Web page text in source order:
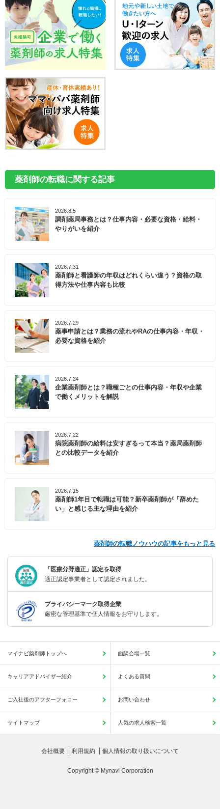
薬剤師の転職に関する記事
2026.8.5
調剤薬局事務とは？仕事内容・必要な資格・給料・
やりがいを紹介
2026.7.31
薬剤師と看護師の年収はどれくらい違う？資格の取
得方法や仕事内容も比較
2026.7.29
薬事申請とは？業務の流れやRAの仕事内容・年収・
必要な資格を紹介
2026.7.24
企業薬剤師とは？職種ごとの仕事内容・年収や企業
で働くメリットを解説
2026.7.22
病院薬剤師の給料は安すぎるって本当？薬局薬剤師
との比較データを紹介
2026.7.15
薬剤師1年目で転職は可能？新卒薬剤師が「辞めた
い」と感じる主な理由を紹介
薬剤師の転職ノウハウの記事をもっと見る
「医療分野適正」認定を取得
適正認定事業者として認定されました。
プライバシーマーク取得企業
厳密な管理基準で個人情報をお守りします。
マイナビ薬剤師トップへ 面談会場一覧
キャリアアドバイザー紹介 よくある質問
ご入社後のアフターフォロー お問い合わせ
サイトマップ 人気の求人検索一覧
会社概要 利用規約 個人情報の取り扱いについて
Copyright © Mynavi Corporation